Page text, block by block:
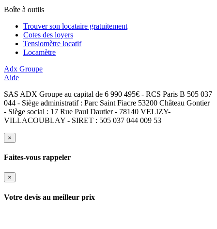
Boîte à outils
Trouver son locataire gratuitement
Cotes des loyers
Tensiomètre locatif
Locamètre
Adx Groupe
Aide
SAS ADX Groupe au capital de 6 990 495€ - RCS Paris B 505 037
044 - Siège administratif : Parc Saint Fiacre 53200 Château Gontier
- Siège social : 17 Rue Paul Dautier - 78140 VELIZY-
VILLACOUBLAY - SIRET : 505 037 044 009 53
×
Faites-vous rappeler
×
Votre devis au meilleur prix